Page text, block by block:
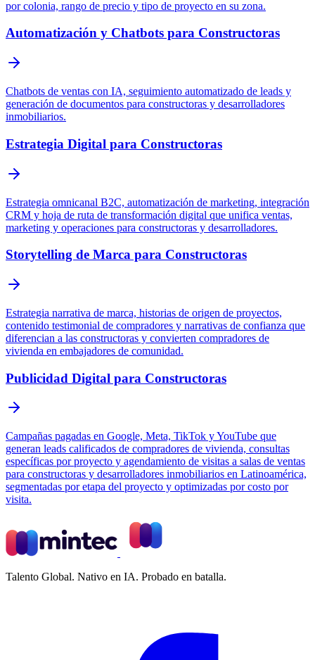
por colonia, rango de precio y tipo de proyecto en su zona.
Automatización y Chatbots para Constructoras
Chatbots de ventas con IA, seguimiento automatizado de leads y
generación de documentos para constructoras y desarrolladores
inmobiliarios.
Estrategia Digital para Constructoras
Estrategia omnicanal B2C, automatización de marketing, integración
CRM y hoja de ruta de transformación digital que unifica ventas,
marketing y operaciones para constructoras y desarrolladores.
Storytelling de Marca para Constructoras
Estrategia narrativa de marca, historias de origen de proyectos,
contenido testimonial de compradores y narrativas de confianza que
diferencian a las constructoras y convierten compradores de
vivienda en embajadores de comunidad.
Publicidad Digital para Constructoras
Campañas pagadas en Google, Meta, TikTok y YouTube que
generan leads calificados de compradores de vivienda, consultas
específicas por proyecto y agendamiento de visitas a salas de ventas
para constructoras y desarrolladores inmobiliarios en Latinoamérica,
segmentadas por etapa del proyecto y optimizadas por costo por
visita.
Talento Global. Nativo en IA. Probado en batalla.